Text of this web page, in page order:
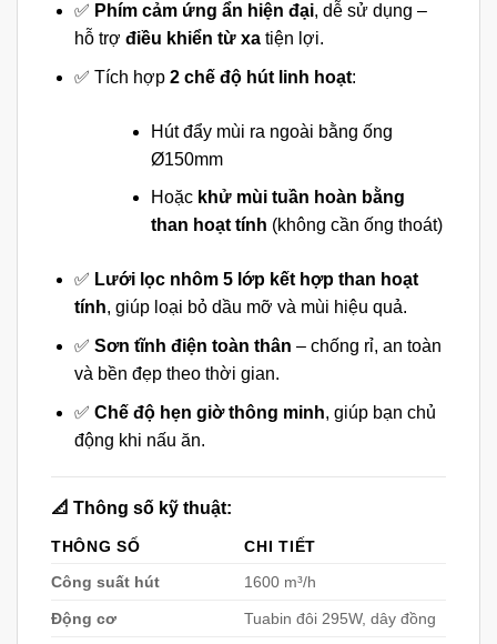
✅ Phím cảm ứng ẩn hiện đại, dễ sử dụng –
hỗ trợ điều khiển từ xatiện lợi.
✅ Tích hợp 2 chế độ hút linh hoạt:
Hút đẩy mùi ra ngoài bằng ống
Ø150mm
Hoặc khử mùi tuần hoàn bằng
than hoạt tính (không cần ống thoát)
✅ Lưới lọc nhôm 5 lớp kết hợp than hoạt
tính, giúp loại bỏ dầu mỡ và mùi hiệu quả.
✅ Sơn tĩnh điện toàn thân – chống rỉ, an toàn
và bền đẹp theo thời gian.
✅ Chế độ hẹn giờ thông minh, giúp bạn chủ
động khi nấu ăn.
📐 Thông số kỹ thuật:
THÔNG SỐ
CHI TIẾT
Công suất hút
1600 m³/h
Động cơ Tuabin đôi 295W, dây đồng